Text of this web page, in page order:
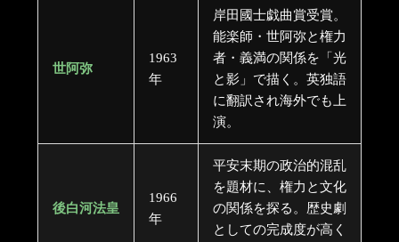
世阿弥
1963
年
岸田國士戯曲賞受賞。
能楽師・世阿弥と権力
者・義満の関係を「光
と影」で描く。英独語
に翻訳され海外でも上
演。
後白河法皇
1966
年
平安末期の政治的混乱
を題材に、権力と文化
の関係を探る。歴史劇
としての完成度が高く